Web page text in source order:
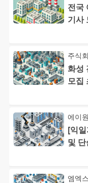
전국
기사
국
주식
화성
모집
에이
[익
및
엠엑